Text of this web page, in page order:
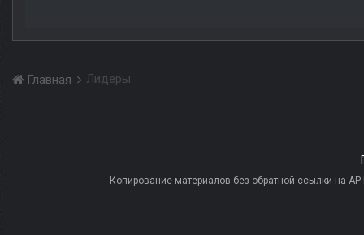
Главная Лидеры
Копирование материалов без обратной ссылки на